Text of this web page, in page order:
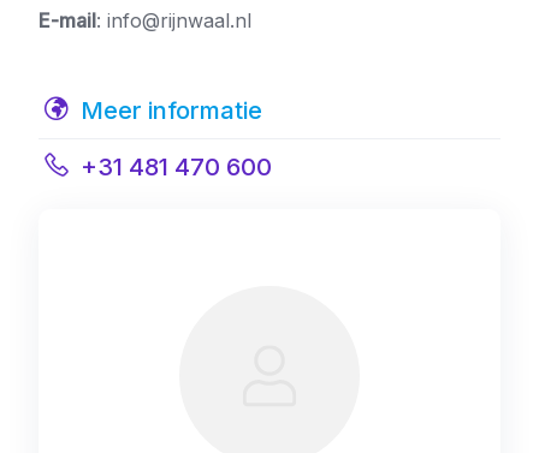
E-mail: info@rijnwaal.nl
Meer informatie
+31 481 470 600